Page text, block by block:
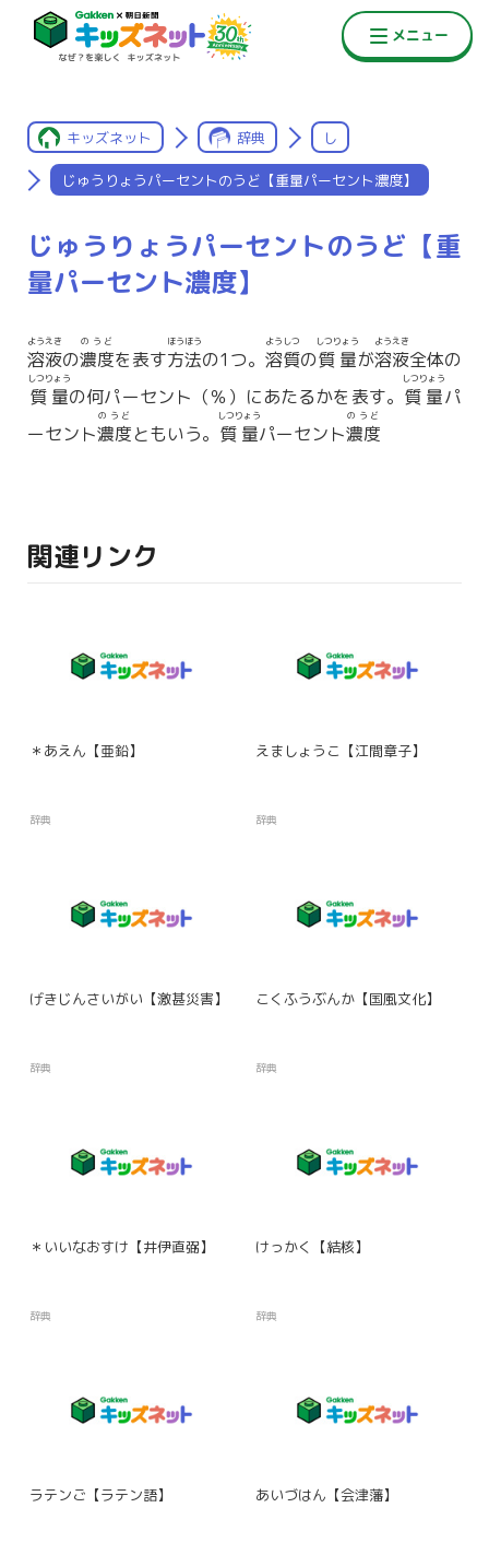
キッズネット 辞典 し
じゅうりょうパーセントのうど【重量パーセント濃度】
じゅうりょうパーセントのうど【重
量パーセント濃度】
溶液
ようえき
の濃度
のうど
を表す方法
ほうほう
の1つ。 溶質
ようしつ
の質量
しつりょう
が溶液
ようえき
全体の
質量
しつりょう
の何パーセント（％）にあたるかを表す。 質量
しつりょう
パ
ーセント濃度
のうど
ともいう。 質量
しつりょう
パーセント濃度
のうど
関連リンク
＊あえん【亜鉛】
辞典
えましょうこ【江間章子】
辞典
げきじんさいがい【激甚災害】
辞典
こくふうぶんか【国風文化】
辞典
＊いいなおすけ【井伊直弼】
辞典
けっかく【結核】
辞典
ラテンご【ラテン語】 あいづはん【会津藩】